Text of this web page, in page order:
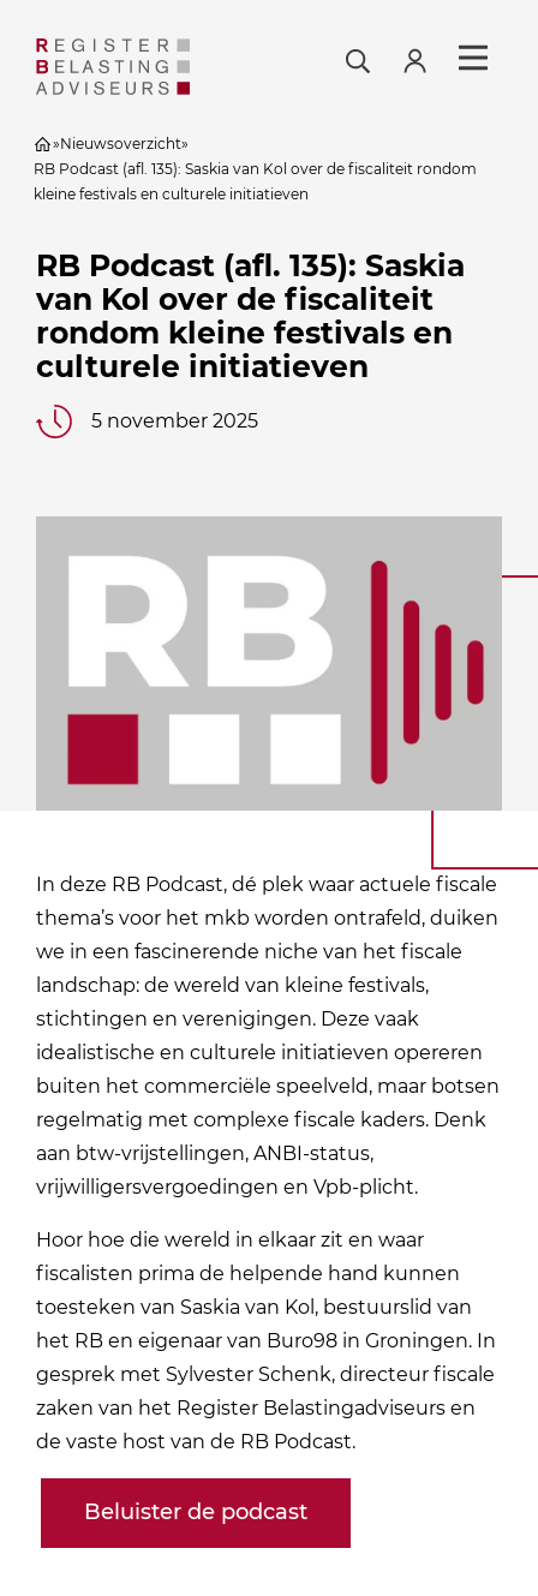
»Nieuwsoverzicht»
RB Podcast (afl. 135): Saskia van Kol over de fiscaliteit rondom
kleine festivals en culturele initiatieven
RB Podcast (afl. 135): Saskia
van Kol over de fiscaliteit
rondom kleine festivals en
culturele initiatieven
5 november 2025
In deze RB Podcast, dé plek waar actuele fiscale
thema’s voor het mkb worden ontrafeld, duiken
we in een fascinerende niche van het fiscale
landschap: de wereld van kleine festivals,
stichtingen en verenigingen. Deze vaak
idealistische en culturele initiatieven opereren
buiten het commerciële speelveld, maar botsen
regelmatig met complexe fiscale kaders. Denk
aan btw-vrijstellingen, ANBI-status,
vrijwilligersvergoedingen en Vpb-plicht.
Hoor hoe die wereld in elkaar zit en waar
fiscalisten prima de helpende hand kunnen
toesteken van Saskia van Kol, bestuurslid van
het RB en eigenaar van Buro98 in Groningen. In
gesprek met Sylvester Schenk, directeur fiscale
zaken van het Register Belastingadviseurs en
de vaste host van de RB Podcast.
Beluister de podcast